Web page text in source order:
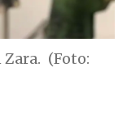
(Foto: